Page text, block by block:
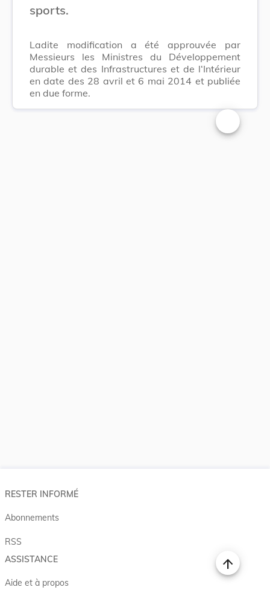
sports.
Ladite modification a été approuvée par
Messieurs les Ministres du Développement
durable et des Infrastructures et de l‘Intérieur
en date des 28 avril et 6 mai 2014 et publiée
en due forme.
Changer la
RESTER INFORMÉ
Abonnements
RSS
ASSISTANCE
Aide et à propos